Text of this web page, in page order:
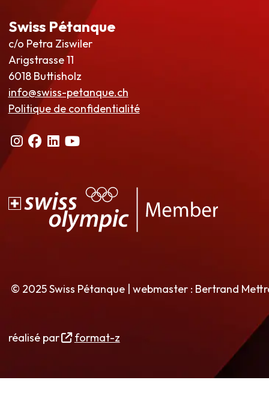
Swiss Pétanque
c/o Petra Ziswiler
Arigstrasse 11
6018 Buttisholz
info@swiss-petanque.ch
Politique de confidentialité
© 2025 Swiss Pétanque | webmaster : Bertrand
réalisé par format-z